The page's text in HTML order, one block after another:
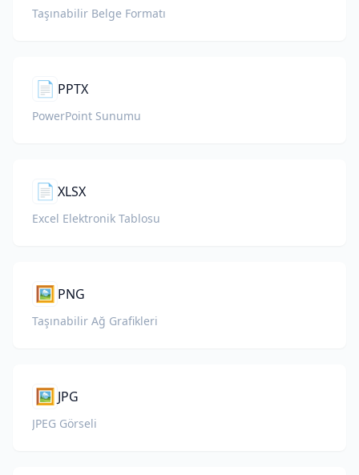
Taşınabilir Belge Formatı
📄 PPTX
PowerPoint Sunumu
📄 XLSX
Excel Elektronik Tablosu
🖼️ PNG
Taşınabilir Ağ Grafikleri
🖼️ JPG
JPEG Görseli